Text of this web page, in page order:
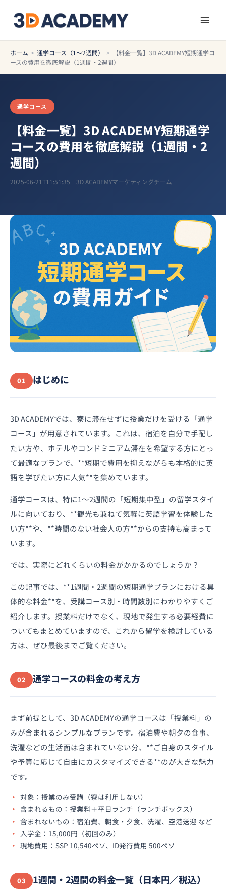
ホーム > 通学コース（1〜2週間） >
【料金一覧】3D ACADEMY短期通学コ
ースの費用を徹底解説（1週間・2週間）
通学コース
【料金一覧】3D ACADEMY短期通学
コースの費用を徹底解説（1週間・2
週間）
2025-06-21T11:51:35 3D ACADEMYマーケティングチーム
01 はじめに
3D ACADEMYでは、寮に滞在せずに授業だけを受ける「通学
コース」が用意されています。これは、宿泊を自分で手配し
たい方や、ホテルやコンドミニアム滞在を希望する方にとっ
て最適なプランで、**短期で費用を抑えながらも本格的に英
語を学びたい方に人気**を集めています。
通学コースは、特に1〜2週間の「短期集中型」の留学スタイ
ルに向いており、**観光も兼ねて気軽に英語学習を体験した
い方**や、**時間のない社会人の方**からの支持も高まって
います。
では、実際にどれくらいの料金がかかるのでしょうか？
この記事では、**1週間・2週間の短期通学プランにおける具
体的な料金**を、受講コース別・時間数別にわかりやすくご
紹介します。授業料だけでなく、現地で発生する必要経費に
ついてもまとめていますので、これから留学を検討している
方は、ぜひ最後までご覧ください。
02 通学コースの料金の考え方
まず前提として、3D ACADEMYの通学コースは「授業料」の
みが含まれるシンプルなプランです。宿泊費や朝夕の食事、
洗濯などの生活面は含まれていない分、**ご自身のスタイル
や予算に応じて自由にカスタマイズできる**のが大きな魅力
です。
対象：授業のみ受講（寮は利用しない）
含まれるもの：授業料＋平日ランチ（ランチボックス）
含まれないもの：宿泊費、朝食・夕食、洗濯、空港送迎 など
入学金：15,000円（初回のみ）
現地費用：SSP 10,540ペソ、ID発行費用 500ペソ
03 1週間・2週間の料金一覧（日本円／税込）